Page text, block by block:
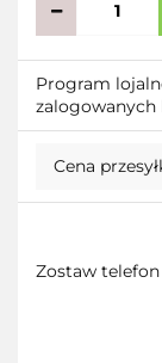
Program
zalogowanych
Cena
Zostaw telefon